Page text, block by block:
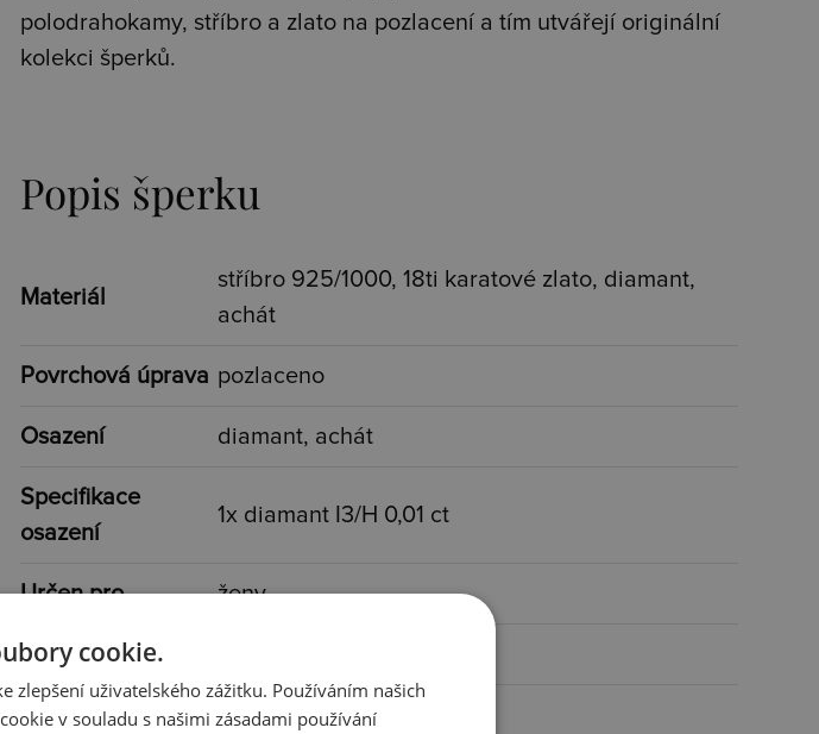
polodrahokamy, stříbro a zlato na pozlacení a tím utvářejí originální
kolekci šperků.
Popis šperku
Materiál
stříbro 925/1000, 18ti karatové zlato, diamant,
achát
Povrchová úprava pozlaceno
Osazení diamant, achát
Specifikace
osazení
1x diamant I3/H 0,01 ct
Určen pro ženy
Typ
Barva zlatá, čirá, červená
cookie.
zlepšení uživatelského zážitku. Používáním našich
v souladu s našimi zásadami používání